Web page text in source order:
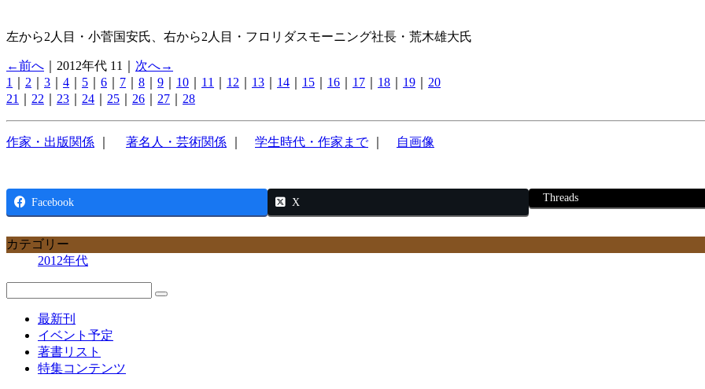
左から2人目・小菅国安氏、右から2人目・フロリダスモーニング社長・荒木雄大氏
←前へ ｜2012年代 11｜ 次へ→
1
2 3 4 5 6 7 8 9 10 11 12 13 14 15 16 17 18 19
20
21
22 23 24 25 26 27 28
作家・出版関係 著名人・芸術関係 学生時代・作家まで｜ 自画像
Facebook X Threads
カテゴリー
2012年代
最新刊
イベント予定
著書リスト
特集コンテンツ